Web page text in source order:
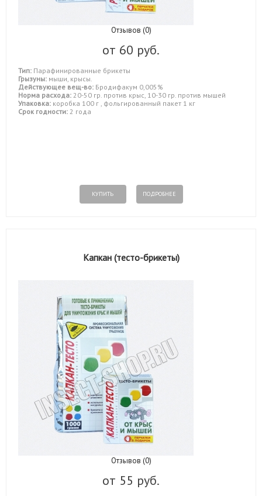
Отзывов (0)
от 60 руб.
Тип: Парафинированные брикеты
Грызуны: мыши, крысы.
Действующее вещ-во: Бродифакум 0,005%
Норма расхода: 20-50 гр. против крыс, 10-30 гр. против мышей
Упаковка: коробка 100 г , фольгированный пакет 1 кг
Срок годности: 2 года
КУПИТЬ ПОДРОБНЕЕ
Капкан (тесто-брикеты)
Отзывов (0)
от 55 руб.